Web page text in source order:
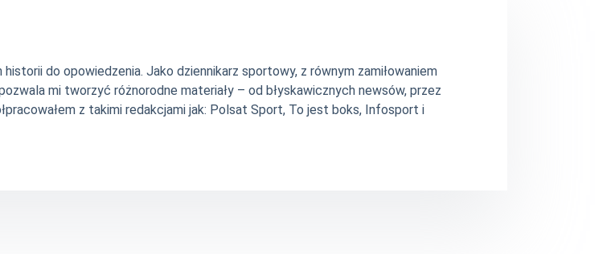
do opowiedzenia. Jako dziennikarz sportowy, z równym zamiłowaniem
mi tworzyć różnorodne materiały – od błyskawicznych newsów, przez
z takimi redakcjami jak: Polsat Sport, To jest boks, Infosport i